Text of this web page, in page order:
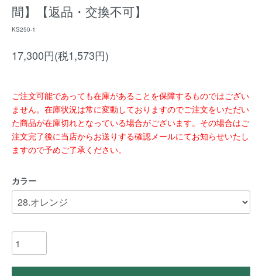
間】【返品・交換不可】
KS250-1
17,300円(税1,573円)
ご注文可能であっても在庫があることを保障するものではござい
ません。在庫状況は常に変動しておりますのでご注文をいただい
た商品が在庫切れとなっている場合がございます。その場合はご
注文完了後に当店からお送りする確認メールにてお知らせいたし
ますので予めご了承ください。
カラー